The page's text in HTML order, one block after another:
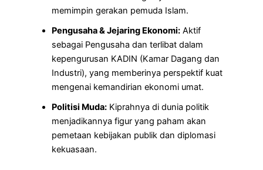
memimpin gerakan pemuda Islam.
Pengusaha & Jejaring Ekonomi: Aktif
sebagai Pengusaha dan terlibat dalam
kepengurusan KADIN (Kamar Dagang dan
Industri), yang memberinya perspektif kuat
mengenai kemandirian ekonomi umat.
Politisi Muda: Kiprahnya di dunia politik
menjadikannya figur yang paham akan
pemetaan kebijakan publik dan diplomasi
kekuasaan.